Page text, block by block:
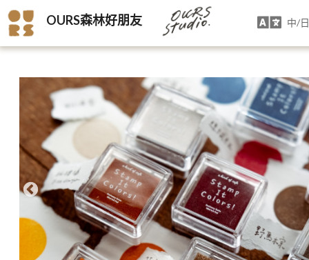
OURS森林好朋友 中/